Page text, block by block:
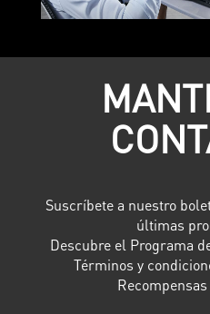
Suscríbete a nuestro
últimas
Descubre el Programa
Términos y
Recompensas